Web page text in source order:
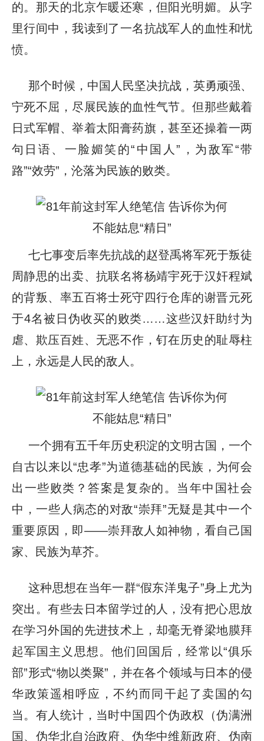
的。那天的北京乍暖还寒，但阳光明媚。从字
里行间中，我读到了一名抗战军人的血性和忧
愤。
那个时候，中国人民坚决抗战，英勇顽强、
宁死不屈，尽展民族的血性气节。但那些戴着
日式军帽、举着太阳膏药旗，甚至还操着一两
句日语、一脸媚笑的“中国人”，为敌军“带
路”“效劳”，沦落为民族的败类。
七七事变后率先抗战的赵登禹将军死于叛徒
周静思的出卖、抗联名将杨靖宇死于汉奸程斌
的背叛、率五百将士死守四行仓库的谢晋元死
于4名被日伪收买的败类……这些汉奸助纣为
虐、欺压百姓、无恶不作，钉在历史的耻辱柱
上，永远是人民的敌人。
一个拥有五千年历史积淀的文明古国，一个
自古以来以“忠孝”为道德基础的民族，为何会
出一些败类？答案是复杂的。当年中国社会
中，一些人病态的对敌“崇拜”无疑是其中一个
重要原因，即——崇拜敌人如神物，看自己国
家、民族为草芥。
这种思想在当年一群“假东洋鬼子”身上尤为
突出。有些去日本留学过的人，没有把心思放
在学习外国的先进技术上，却毫无脊梁地膜拜
起军国主义思想。他们回国后，经常以“俱乐
部”形式“物以类聚”，并在各个领域与日本的侵
华政策遥相呼应，不约而同干起了卖国的勾
当。有人统计，当时中国四个伪政权（伪满洲
国、伪华北自治政府、伪华中维新政府、伪南